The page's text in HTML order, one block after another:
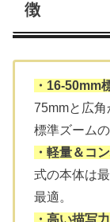
徴
・16-50mm
75mmと広
標準ズーム
・軽量＆コ
式の本体は
最適。
・高い描写力